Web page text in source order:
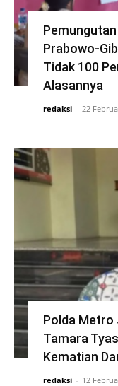
Prabowo-
Tidak 100
Alasannya
redaksi - 22
Polda Metro
Tamara
Kematian
redaksi - 12